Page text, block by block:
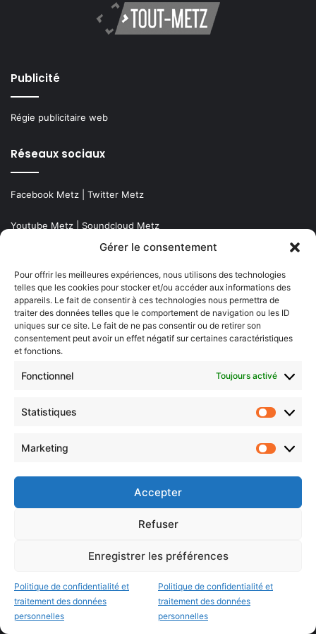
Gérer le consentement
Pour offrir les meilleures expériences, nous utilisons des technologies
telles que les cookies pour stocker et/ou accéder aux informations des
appareils. Le fait de consentir à ces technologies nous permettra de
traiter des données telles que le comportement de navigation ou les ID
uniques sur ce site. Le fait de ne pas consentir ou de retirer son
consentement peut avoir un effet négatif sur certaines caractéristiques
et fonctions.
Fonctionnel Toujours activé
Statistiques
Marketing
Accepter
Refuser
Enregistrer les préférences
Politique de confidentialité et
traitement des données
personnelles
Politique de confidentialité et
traitement des données
personnelles
Publicité
Régie publicitaire web
Réseaux sociaux
Facebook Metz Twitter Metz
Youtube Metz Soundcloud Metz
Instagram Metz|Newsletter Metz
Twitch Metz
Nos éditions
Agenda Moselle Est
Luxembourg & frontaliers
Thionville & Moselle Nord
Histoire de Metz
Résultats des élections municipales 2026 (Metz, Moselle,
Lorraine)